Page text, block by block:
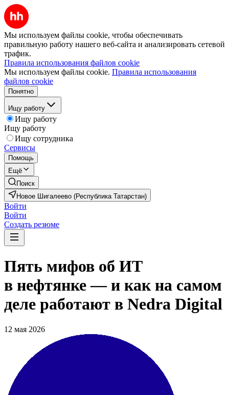
Мы используем файлы cookie, чтобы обеспечивать
правильную работу нашего веб-сайта и анализировать сетевой
трафик.
Правила использования файлов cookie
Мы используем файлы cookie. Правила использования
файлов cookie
Понятно
Ищу работу
Ищу работу
Ищу работу
Ищу сотрудника
Сервисы
Помощь
Ещё
Поиск
Новое Шигалеево (Республика Татарстан)
Войти
Войти
Создать резюме
Пять мифов об ИТ
в нефтянке — и как на самом
деле работают в Nedra Digital
12 мая 2026